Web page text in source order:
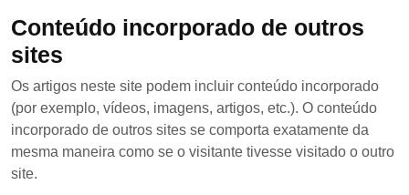
Conteúdo incorporado de outros
sites
Os artigos neste site podem incluir conteúdo incorporado
(por exemplo, vídeos, imagens, artigos, etc.). O conteúdo
incorporado de outros sites se comporta exatamente da
mesma maneira como se o visitante tivesse visitado o outro
site.